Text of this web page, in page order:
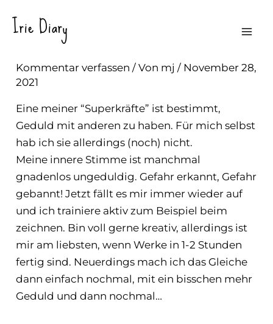
Inhalt
Irie Diary
Patience
Kommentar verfassen / Von mj/ November 28,
2021
Eine meiner “Superkräfte” ist bestimmt,
Geduld mit anderen zu haben. Für mich selbst
hab ich sie allerdings (noch) nicht.
Meine innere Stimme ist manchmal
gnadenlos ungeduldig. Gefahr erkannt, Gefahr
gebannt! Jetzt fällt es mir immer wieder auf
und ich trainiere aktiv zum Beispiel beim
zeichnen. Bin voll gerne kreativ, allerdings ist
mir am liebsten, wenn Werke in 1-2 Stunden
fertig sind. Neuerdings mach ich das Gleiche
dann einfach nochmal, mit ein bisschen mehr
Geduld und dann nochmal…